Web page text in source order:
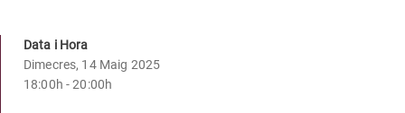
Data i Hora
Dimecres, 14 Maig 2025
18:00h - 20:00h